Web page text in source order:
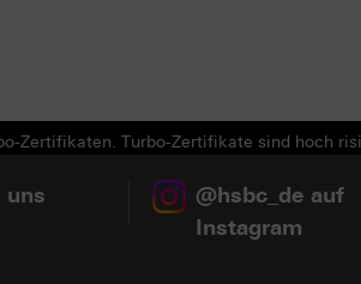
Zertifikaten. Turbo-Zertifikate sind hoch
uns
@hsbc_de auf
Instagram